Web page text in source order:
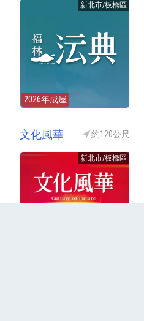
新北市/板橋區
2026年成屋
文化風華 約120公尺
新北市/板橋區